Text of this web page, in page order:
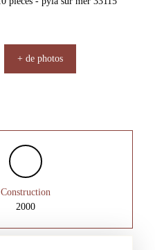
+ de photos
Construction
2000